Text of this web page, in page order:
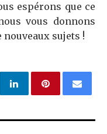
espérons que ce
vous donnons
sujets !